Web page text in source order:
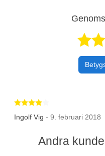
Ingolf Vig - 9. februari 2018
Andra